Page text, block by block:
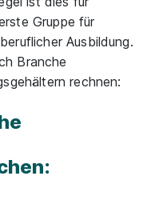
Gruppe für
Ausbildung.
Branche
rechnen: